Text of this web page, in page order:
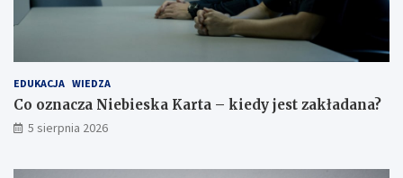
EDUKACJA WIEDZA
Co oznacza Niebieska Karta – kiedy jest zakładana?
5 sierpnia 2026